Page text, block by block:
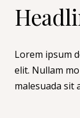
Lorem ipsum
elit. Nullam
malesuada sit